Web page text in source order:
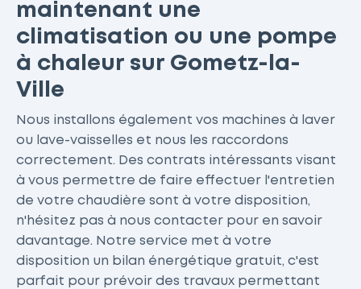
maintenant une
climatisation ou une pompe
à chaleur sur Gometz-la-
Ville
Nous installons également vos machines à laver
ou lave-vaisselles et nous les raccordons
correctement. Des contrats intéressants visant
à vous permettre de faire effectuer l'entretien
de votre chaudière sont à votre disposition,
n'hésitez pas à nous contacter pour en savoir
davantage. Notre service met à votre
disposition un bilan énergétique gratuit, c'est
parfait pour prévoir des travaux permettant